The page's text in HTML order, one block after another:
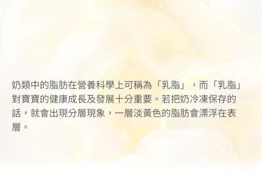
奶類中的脂肪在營養科學上可稱為「乳脂」，而「乳脂」
對寶寶的健康成長及發展十分重要。若把奶冷凍保存的
話，就會出現分層現象，一層淡黃色的脂肪會漂浮在表
層。